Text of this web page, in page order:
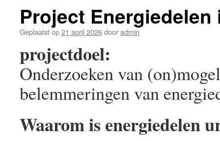
Project
Geplaatst op21 april 2026dooradmin
projectdoel:
Onderzoeken van
belemmeringen van
Waarom is energiedelen